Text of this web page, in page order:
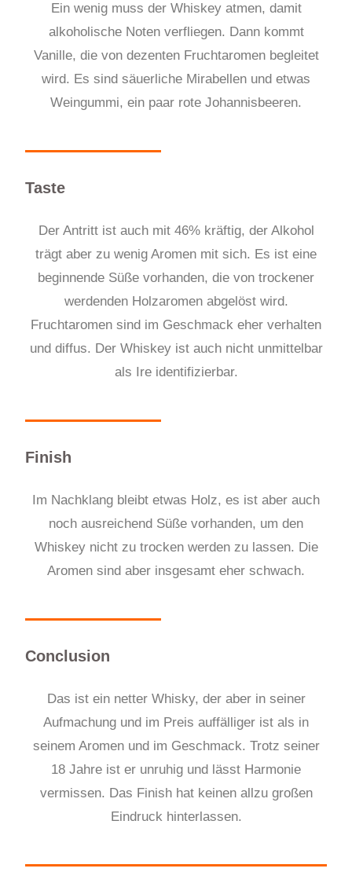
Ein wenig muss der Whiskey atmen, damit
alkoholische Noten verfliegen. Dann kommt
Vanille, die von dezenten Fruchtaromen begleitet
wird. Es sind säuerliche Mirabellen und etwas
Weingummi, ein paar rote Johannisbeeren.
Taste
Der Antritt ist auch mit 46% kräftig, der Alkohol
trägt aber zu wenig Aromen mit sich. Es ist eine
beginnende Süße vorhanden, die von trockener
werdenden Holzaromen abgelöst wird.
Fruchtaromen sind im Geschmack eher verhalten
und diffus. Der Whiskey ist auch nicht unmittelbar
als Ire identifizierbar.
Finish
Im Nachklang bleibt etwas Holz, es ist aber auch
noch ausreichend Süße vorhanden, um den
Whiskey nicht zu trocken werden zu lassen. Die
Aromen sind aber insgesamt eher schwach.
Conclusion
Das ist ein netter Whisky, der aber in seiner
Aufmachung und im Preis auffälliger ist als in
seinem Aromen und im Geschmack. Trotz seiner
18 Jahre ist er unruhig und lässt Harmonie
vermissen. Das Finish hat keinen allzu großen
Eindruck hinterlassen.